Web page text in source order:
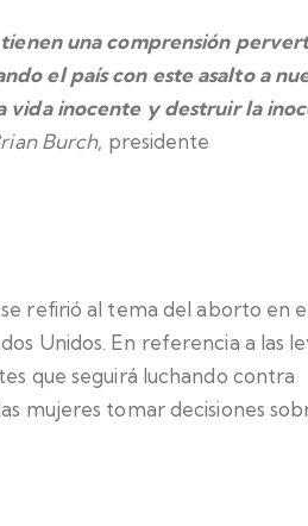
una comprensión
el país con este asalto a
vida inocente y destruir la
Burch, presidente
refirió al tema del aborto en
Unidos. En referencia a las
que seguirá luchando contra
mujeres tomar decisiones